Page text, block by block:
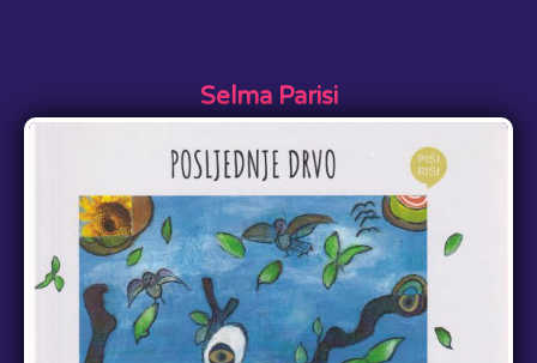
Selma Parisi